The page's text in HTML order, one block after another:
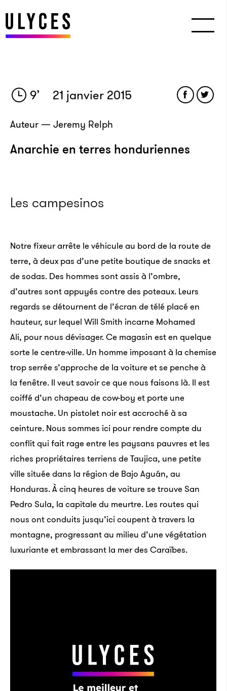
9’ 21 janvier 2015
Auteur — Jeremy Relph
Anarchie en terres honduriennes
Les campesinos
Notre fixeur arrête le véhicule au bord de la route de
terre, à deux pas d’une petite boutique de snacks et
de sodas. Des hommes sont assis à l’ombre,
d’autres sont appuyés contre des poteaux. Leurs
regards se détournent de l’écran de télé placé en
hauteur, sur lequel Will Smith incarne Mohamed
Ali, pour nous dévisager. Ce magasin est en quelque
sorte le centre-ville. Un homme imposant à la chemise
trop serrée s’approche de la voiture et se penche à
la fenêtre. Il veut savoir ce que nous faisons là. Il est
coiffé d’un chapeau de cow-boy et porte une
moustache. Un pistolet noir est accroché à sa
ceinture. Nous sommes ici pour rendre compte du
conflit qui fait rage entre les paysans pauvres et les
riches propriétaires terriens de Taujica, une petite
ville située dans la région de Bajo Aguán, au
Honduras. À cinq heures de voiture se trouve San
Pedro Sula, la capitale du meurtre. Les routes qui
nous ont conduits jusqu’ici coupent à travers la
montagne, progressant au milieu d’une végétation
luxuriante et embrassant la mer des Caraïbes.